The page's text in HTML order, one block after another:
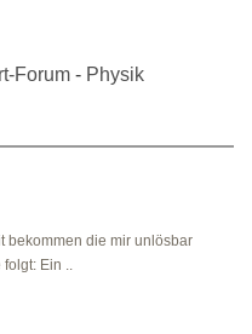
Forum - Physik
bekommen die mir unlösbar
Ein ..